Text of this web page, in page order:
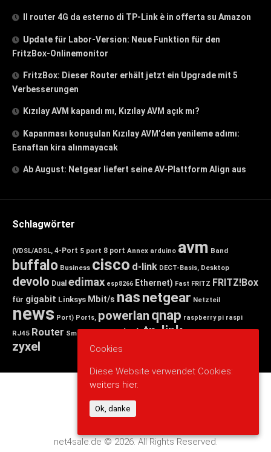
Il router 4G da esterno di TP-Link è in offerta su Amazon
Update für Labor-Version: Neue Funktion für den
FritzBox-Onlinemonitor
FritzBox: Dieser Router erhält jetzt ein Upgrade mit 5
Verbesserungen
Kızılay AVM kapandı mı, Kızılay AVM açık mı?
Kapanması konuşulan Kızılay AVM’den yenileme adımı:
Esnaftan kira alınmayacak
Ab August: Netgear liefert seine AV-Plattform Align aus
Schlagwörter
(VDSL/ADSL, 4-Port 5 port 8 port Annex arduino avm Band
buffalo Business cisco d-link DECT-Basis, Desktop
devolo Dual edimax esp8266 Ethernet) Fast FRITZ FRITZ!Box
für gigabit Linksys Mbit/s nasnetgear Netzteil
news Port) Ports, powerlan qnap raspberry pi raspi
RJ45 Router Small switchtp-link wlan
zyxel
net4sale.de © 2026. All Rights Reserved.
Cookies
Diese Website verwendet Cookies:
weiters hier.
Ok, danke